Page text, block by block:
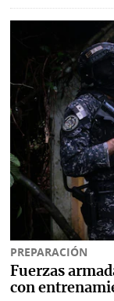
SITIOS
Metro
por
Metro
Tienda
Panamá
Tiquetes
Cero
KM
Mi
Diario
Ellas
Club
La
Prensa
Busca
Fácil
PREPARACIÓN
Fuerzas
con